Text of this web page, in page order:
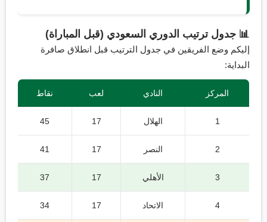
📊 جدول ترتيب الدوري السعودي (قبل المباراة)
إليكم وضع الفريقين في جدول الترتيب قبل انطلاق صافرة
البداية:
المركز النادي لعب نقاط
1 الهلال 17
45
2 النصر 17
41
3 الأهلي 17
37
4 الاتحاد 17
34